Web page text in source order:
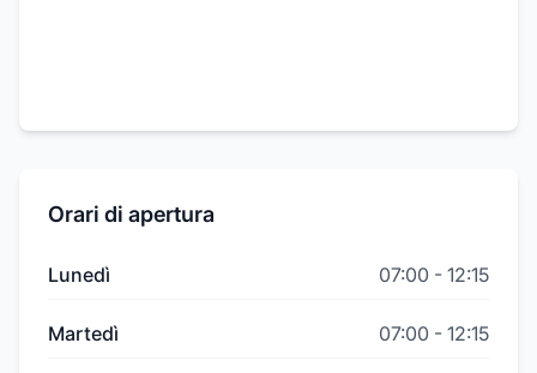
Orari di apertura
Lunedì 07:00 - 12:15
Martedì 07:00 - 12:15